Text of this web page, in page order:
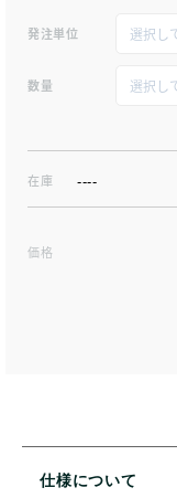
発注単位
数量
在庫 ----
価格
仕様について